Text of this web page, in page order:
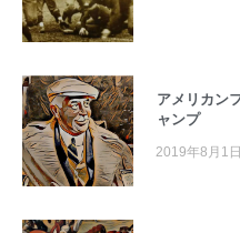
アメリカン
ャンプ
2019年8月1日